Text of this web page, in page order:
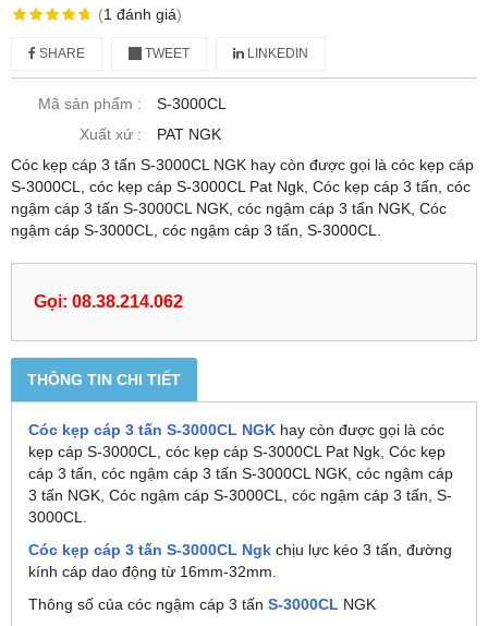
(1 đánh giá)
SHARE TWEET LINKEDIN
Mã sản phẩm :
S-3000CL
Xuất xứ :
PAT NGK
Cóc kẹp cáp 3 tấn S-3000CL NGK hay còn được gọi là cóc kẹp cáp
S-3000CL, cóc kẹp cáp S-3000CL Pat Ngk, Cóc kẹp cáp 3 tấn, cóc
ngậm cáp 3 tấn S-3000CL NGK, cóc ngậm cáp 3 tấn NGK, Cóc
ngậm cáp S-3000CL, cóc ngậm cáp 3 tấn, S-3000CL.
Gọi: 08.38.214.062
THÔNG TIN CHI TIẾT
Cóc kẹp cáp 3 tấn S-3000CL NGK hay còn được gọi là cóc
kẹp cáp S-3000CL, cóc kẹp cáp S-3000CL Pat Ngk, Cóc kẹp
cáp 3 tấn, cóc ngậm cáp 3 tấn S-3000CL NGK, cóc ngậm cáp
3 tấn NGK, Cóc ngậm cáp S-3000CL, cóc ngậm cáp 3 tấn, S-
3000CL.
Cóc kẹp cáp 3 tấn S-3000CL Ngk chịu lực kéo 3 tấn, đường
kính cáp dao động từ 16mm-32mm.
Thông số của cóc ngậm cáp 3 tấn S-3000CL NGK